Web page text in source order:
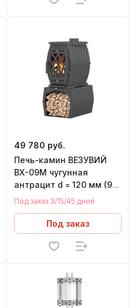
49 780 руб.
Печь-камин ВЕЗУВИЙ
ВХ-09М чугунная
антрацит d = 120 мм (9
кВт) (подставка в
Под заказ 3/15/45 дней
Под заказ